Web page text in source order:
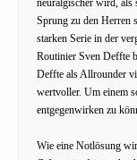
Sprung zu den Herren
starken Serie in der
Routinier Sven Deffte
Deffte als Allrounder
wertvoller. Um einem
entgegenwirken zu
Wie eine Notlösung